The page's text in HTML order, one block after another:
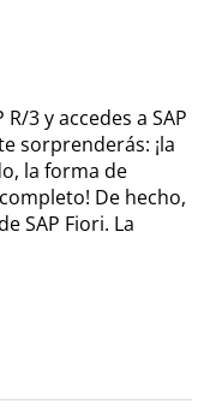
3 y accedes a SAP
sorprenderás: ¡la
la forma de
De hecho,
SAP Fiori. La